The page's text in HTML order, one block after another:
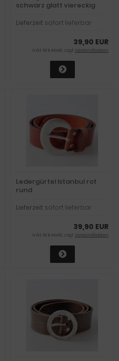
schwarz glatt viereckig
Lieferzeit: sofort lieferbar
39,90 EUR
inkl. 19 % MwSt. zzgl.Versandkosten
Ledergürtel Istanbul rot
rund
Lieferzeit: sofort lieferbar
39,90 EUR
inkl. 19 % MwSt. zzgl.Versandkosten